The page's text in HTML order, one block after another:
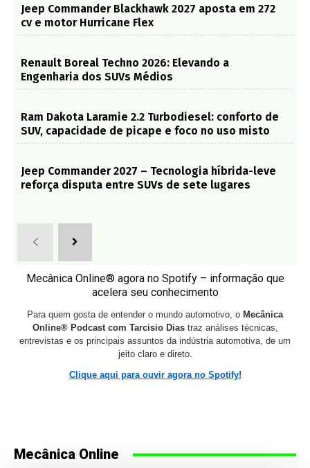
Jeep Commander Blackhawk 2027 aposta em 272
cv e motor Hurricane Flex
Renault Boreal Techno 2026: Elevando a
Engenharia dos SUVs Médios
Ram Dakota Laramie 2.2 Turbodiesel: conforto de
SUV, capacidade de picape e foco no uso misto
Jeep Commander 2027 – Tecnologia híbrida-leve
reforça disputa entre SUVs de sete lugares
Mecânica Online® agora no Spotify – informação que
acelera seu conhecimento
Para quem gosta de entender o mundo automotivo, o Mecânica
Online® Podcast com Tarcisio Diastraz análises técnicas,
entrevistas e os principais assuntos da indústria automotiva, de um
jeito claro e direto.
Clique aqui para ouvir agora no Spotify!
Mecânica Online